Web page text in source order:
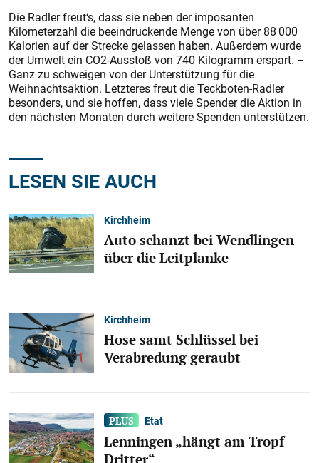
Die Radler freut‘s, dass sie neben der imposanten
Kilometerzahl die beeindruckende Menge von über 88 000
Kalorien auf der Strecke gelassen haben. Außerdem wurde
der Umwelt ein CO2-Ausstoß von 740 Kilogramm erspart. –
Ganz zu schweigen von der Unterstützung für die
Weihnachtsaktion. Letzteres freut die Teckboten-Radler
besonders, und sie hoffen, dass viele Spender die Aktion in
den nächsten Monaten durch weitere Spenden unterstützen.
LESEN SIE AUCH
Kirchheim
Auto schanzt bei Wendlingen
über die Leitplanke
Kirchheim
Hose samt Schlüssel bei
Verabredung geraubt
Etat
Lenningen „hängt am Tropf